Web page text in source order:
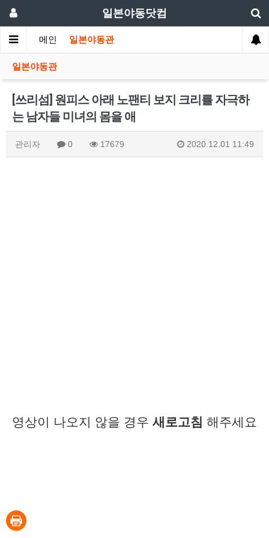
일본야동닷컴
메인 일본야동관
일본야동관
[쓰리섬] 원피스 아래 노팬티 보지 크리를 자극하
는 남자들 미녀의 몸을 애
관리자 0 17679 2020.12.01 11:49
영상이 나오지 않을 경우 새로고침 해주세요